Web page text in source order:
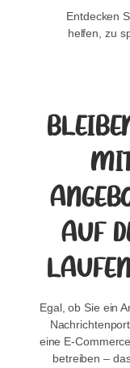
Entdecken
helfen, zu
AUF
Egal, ob Sie ein
eine E-
betreiben –